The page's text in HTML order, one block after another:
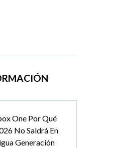
One Por Qué
No Saldrá En
Generación